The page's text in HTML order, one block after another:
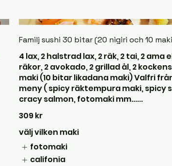
Familj sushi 30 bitar (20 nigiri och 10
4 lax, 2 halstrad lax, 2 räk, 2 tai, 2 ama
räkor, 2 avokado, 2 grillad ål, 2
maki (10 bitar likadana maki) Valfri
meny ( spicy räktempura maki, spicy
cracy salmon, fotomaki mm......
309 kr
välj vilken maki
fotomaki
califonia